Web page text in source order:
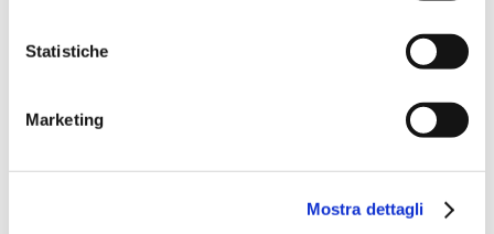
Statistiche
Marketing
Mostra dettagli
This is a search field with an auto-suggest
There are no suggestions because the search